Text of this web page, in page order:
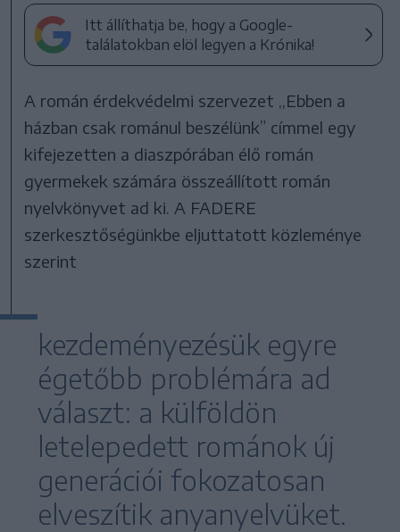
Itt állíthatja be, hogy a Google-
találatokban elöl legyen a Krónika!
A román érdekvédelmi szervezet ,,Ebben a
házban csak románul beszélünk” címmel egy
kifejezetten a diaszpórában élő román
gyermekek számára összeállított román
nyelvkönyvet ad ki. A FADERE
szerkesztőségünkbe eljuttatott közleménye
szerint
kezdeményezésük egyre
égetőbb problémára ad
választ: a külföldön
letelepedett románok új
generációi fokozatosan
elveszítik anyanyelvüket.